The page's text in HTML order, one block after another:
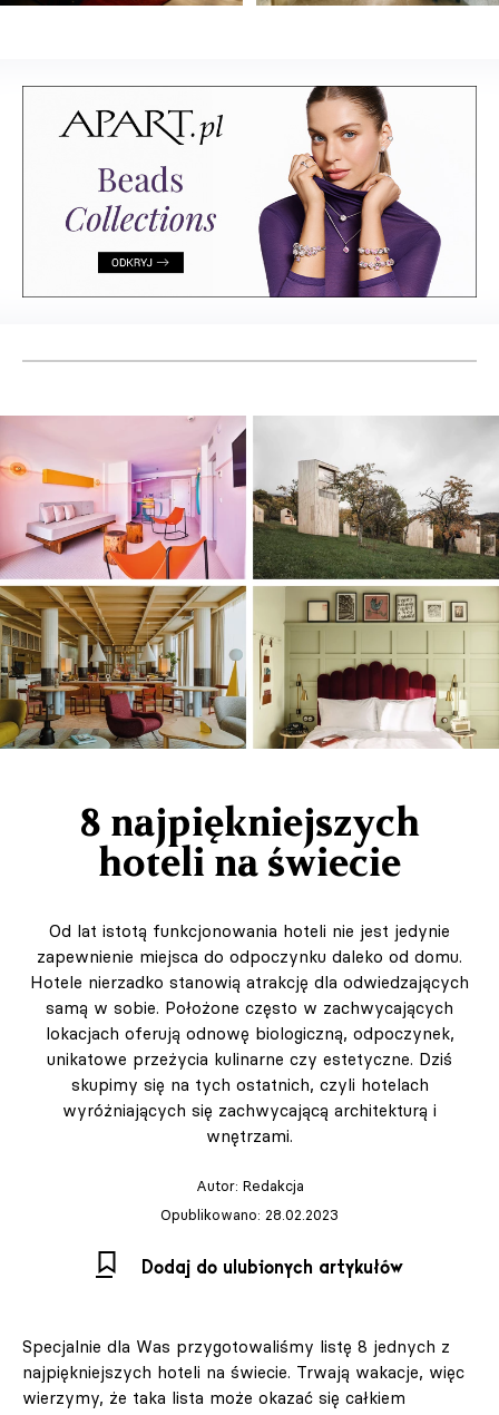
8 najpiękniejszych
hoteli na świecie
Od lat istotą funkcjonowania hoteli nie jest jedynie
zapewnienie miejsca do odpoczynku daleko od domu.
Hotele nierzadko stanowią atrakcję dla odwiedzających
samą w sobie. Położone często w zachwycających
lokacjach oferują odnowę biologiczną, odpoczynek,
unikatowe przeżycia kulinarne czy estetyczne. Dziś
skupimy się na tych ostatnich, czyli hotelach
wyróżniających się zachwycającą architekturą i
wnętrzami.
Autor: Redakcja
Opublikowano: 28.02.2023
Dodaj do ulubionych artykułów
Specjalnie dla Was przygotowaliśmy listę 8 jednych z
najpiękniejszych hoteli na świecie. Trwają wakacje, więc
wierzymy, że taka lista może okazać się całkiem